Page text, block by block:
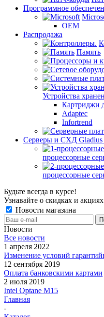
Программное
OEM
Распродажа
Память
Устройства
Картриджи
Adaptec
Infortrend
Серверы и СХД Gladius
процессорные
процессорные
Будьте всегда в курсе!
Узнавайте о скидках и
Новости магазина
Новости
Все новости
1 апреля 2022
Изменение условий
12 сентября 2019
Оплата банковскими картами
2 июля 2019
Intel Optane M15
Главная
-